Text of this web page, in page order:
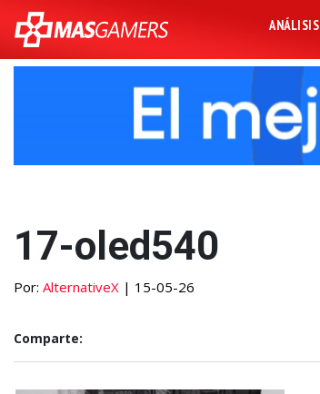
ANÁLISIS
17-oled540
Por: AlternativeX | 15-05-26
Comparte: